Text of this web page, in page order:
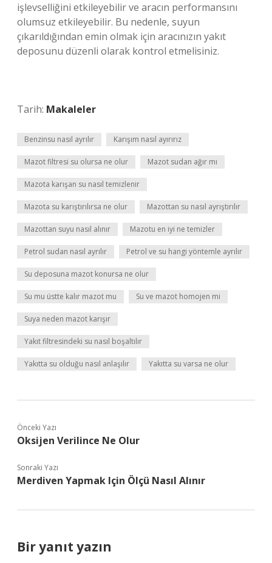
işlevselliğini etkileyebilir ve aracın performansını
olumsuz etkileyebilir. Bu nedenle, suyun
çıkarıldığından emin olmak için aracınızın yakıt
deposunu düzenli olarak kontrol etmelisiniz.
Tarih: Makaleler
Benzinsu nasıl ayrılır Karışım nasıl ayırırız
Mazot filtresi su olursa ne olur Mazot sudan ağır mı
Mazota karışan su nasıl temizlenir
Mazota su karıştırılırsa ne olur Mazottan su nasıl ayrıştırılır
Mazottan suyu nasıl alınır Mazotu en iyi ne temizler
Petrol sudan nasıl ayrılır Petrol ve su hangi yöntemle ayrılır
Su deposuna mazot konursa ne olur
Su mu üstte kalır mazot mu Su ve mazot homojen mi
Suya neden mazot karışır
Yakıt filtresindeki su nasıl boşaltılır
Yakıtta su olduğu nasıl anlaşılır Yakıtta su varsa ne olur
Önceki Yazı
Oksijen Verilince Ne Olur
Sonraki Yazı
Merdiven Yapmak Için Ölçü Nasıl Alınır
Bir yanıt yazın